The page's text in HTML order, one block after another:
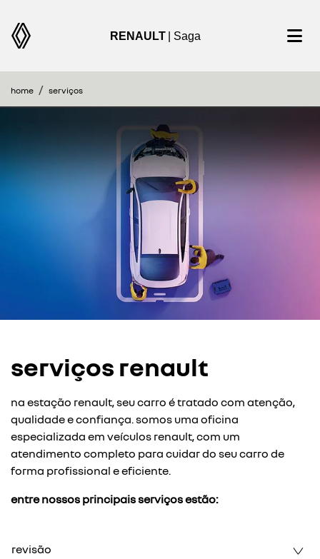
RENAULT | Saga
home serviços
serviços renault
na estação renault, seu carro é tratado com atenção,
qualidade e confiança. somos uma oficina
especializada em veículos renault, com um
atendimento completo para cuidar do seu carro de
forma profissional e eficiente.
entre nossos principais serviços estão:
revisão